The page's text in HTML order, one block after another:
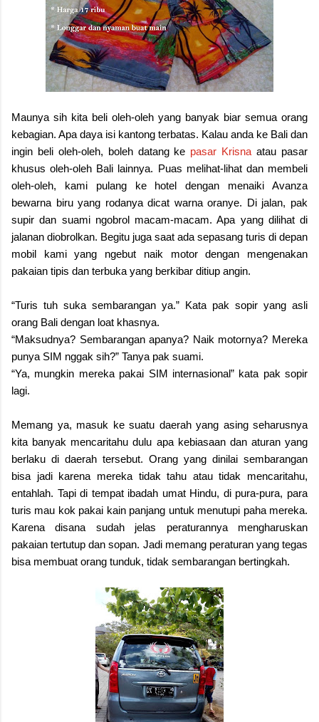
Maunya sih kita beli oleh-oleh yang banyak biar semua orang
kebagian. Apa daya isi kantong terbatas. Kalau anda ke Bali dan
ingin beli oleh-oleh, boleh datang ke pasar Krisna atau pasar
khusus oleh-oleh Bali lainnya. Puas melihat-lihat dan membeli
oleh-oleh, kami pulang ke hotel dengan menaiki Avanza
bewarna biru yang rodanya dicat warna oranye. Di jalan, pak
supir dan suami ngobrol macam-macam. Apa yang dilihat di
jalanan diobrolkan. Begitu juga saat ada sepasang turis di depan
mobil kami yang ngebut naik motor dengan mengenakan
pakaian tipis dan terbuka yang berkibar ditiup angin.
“Turis tuh suka sembarangan ya.” Kata pak sopir yang asli
orang Bali dengan loat khasnya.
“Maksudnya? Sembarangan apanya? Naik motornya? Mereka
punya SIM nggak sih?” Tanya pak suami.
“Ya, mungkin mereka pakai SIM internasional” kata pak sopir
lagi.
Memang ya, masuk ke suatu daerah yang asing seharusnya
kita banyak mencaritahu dulu apa kebiasaan dan aturan yang
berlaku di daerah tersebut. Orang yang dinilai sembarangan
bisa jadi karena mereka tidak tahu atau tidak mencaritahu,
entahlah. Tapi di tempat ibadah umat Hindu, di pura-pura, para
turis mau kok pakai kain panjang untuk menutupi paha mereka.
Karena disana sudah jelas peraturannya mengharuskan
pakaian tertutup dan sopan. Jadi memang peraturan yang tegas
bisa membuat orang tunduk, tidak sembarangan bertingkah.